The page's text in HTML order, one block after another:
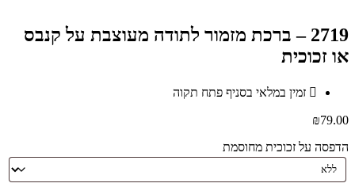
2719 – ברכת מזמור לתודה מעוצבת על קנבס
או זכוכית
זמין במלאי בסניף פתח תקוה
₪79.00
הדפסה על זכוכית מחוסמת